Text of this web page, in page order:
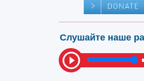
Слушайте наше